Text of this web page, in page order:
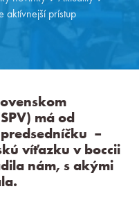
aktívnejší prístup
má od
–
víťazku v boccii
nám, s akými